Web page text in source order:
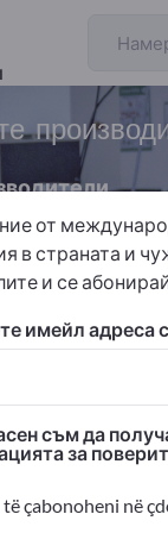
Медицински
контакти >>
и
от
в страната и
и се
имейл адреса
съм да
за
të çabonoheni në